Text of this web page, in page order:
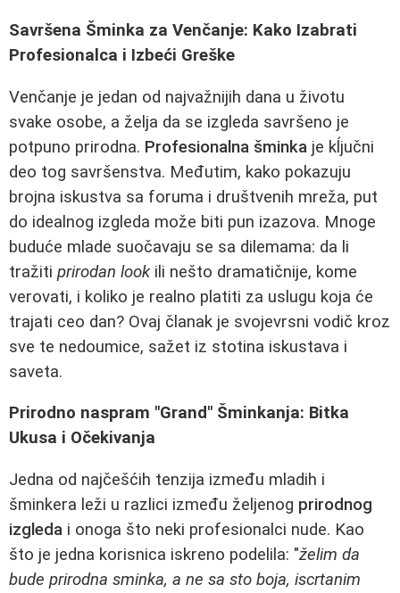
Savršena Šminka za Venčanje: Kako Izabrati
Profesionalca i Izbeći Greške
Venčanje je jedan od najvažnijih dana u životu
svake osobe, a želja da se izgleda savršeno je
potpuno prirodna. Profesionalna šminka je kĺjučni
deo tog savršenstva. Međutim, kako pokazuju
brojna iskustva sa foruma i društvenih mreža, put
do idealnog izgleda može biti pun izazova. Mnoge
buduće mlade suočavaju se sa dilemama: da li
tražiti prirodan lookili nešto dramatičnije, kome
verovati, i koliko je realno platiti za uslugu koja će
trajati ceo dan? Ovaj članak je svojevrsni vodič kroz
sve te nedoumice, sažet iz stotina iskustava i
saveta.
Prirodno naspram "Grand" Šminkanja: Bitka
Ukusa i Očekivanja
Jedna od najčešćih tenzija između mladih i
šminkera leži u razlici između željenog prirodnog
izgleda i onoga što neki profesionalci nude. Kao
što je jedna korisnica iskreno podelila: "želim da
bude prirodna sminka, a ne sa sto boja, iscrtanim